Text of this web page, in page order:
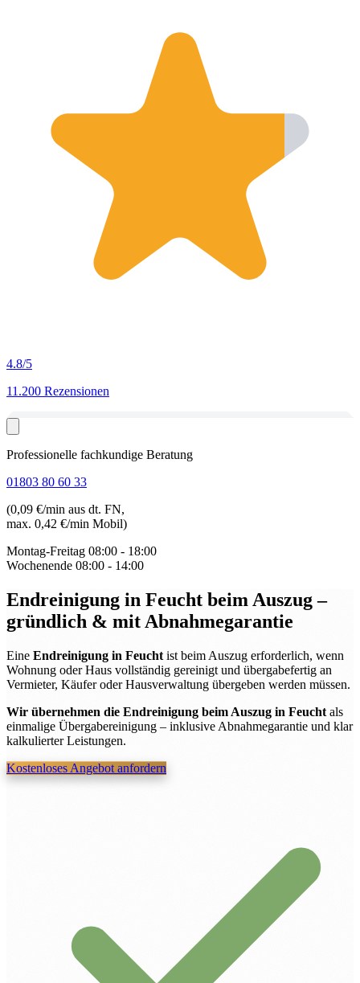
4.8/5
11.200 Rezensionen
Professionelle fachkundige Beratung
01803 80 60 33
(0,09 €/min aus dt. FN,
max. 0,42 €/min Mobil)
Montag-Freitag 08:00 - 18:00
Wochenende 08:00 - 14:00
Endreinigung in Feucht beim Auszug–
gründlich & mit Abnahmegarantie
Eine Endreinigung in Feucht ist beim Auszug erforderlich, wenn
Wohnung oder Haus vollständig gereinigt und übergabefertig an
Vermieter, Käufer oder Hausverwaltung übergeben werden müssen.
Wir übernehmen die Endreinigung beim Auszug in Feucht als
einmalige Übergabereinigung – inklusive Abnahmegarantie und klar
kalkulierter Leistungen.
Kostenloses Angebot anfordern